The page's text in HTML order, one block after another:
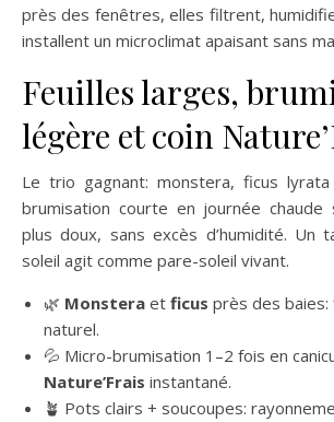
près des fenêtres, elles filtrent,
installent un microclimat apaisant sans
Feuilles larges,
légère et coin
Le trio gagnant: monstera, ficus
brumisation courte en journée
plus doux, sans excès d’humidité. Un
soleil agit comme pare-soleil vivant.
🌿 Monstera et ficus près des
naturel.
💦 Micro-brumisation 1–2 fois en
Nature’Frais instantané.
🪴 Pots clairs + soucoupes: